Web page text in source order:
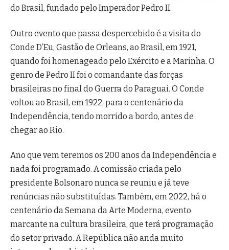
do Brasil, fundado pelo Imperador Pedro II.
Outro evento que passa despercebido é a visita do
Conde D’Eu, Gastão de Orleans, ao Brasil, em 1921,
quando foi homenageado pelo Exército e a Marinha. O
genro de Pedro II foi o comandante das forças
brasileiras no final do Guerra do Paraguai. O Conde
voltou ao Brasil, em 1922, para o centenário da
Independência, tendo morrido a bordo, antes de
chegar ao Rio.
Ano que vem teremos os 200 anos da Independência e
nada foi programado. A comissão criada pelo
presidente Bolsonaro nunca se reuniu e já teve
renúncias não substituídas. Também, em 2022, há o
centenário da Semana da Arte Moderna, evento
marcante na cultura brasileira, que terá programação
do setor privado. A República não anda muito